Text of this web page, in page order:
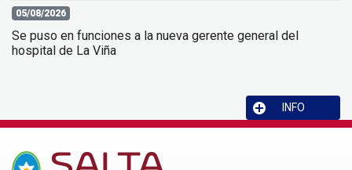
05/08/2026
Se puso en funciones a la nueva gerente general del
hospital de La Viña
INFO